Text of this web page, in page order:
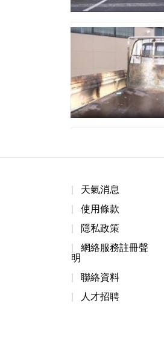
天氣消息
使用條款
隱私政策
網絡服務註冊聲
明
聯絡資料
人才招聘